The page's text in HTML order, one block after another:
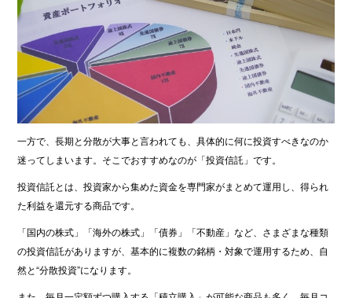
一方で、長期と分散が大事と言われても、具体的に何に投資すべきなのか
迷ってしまいます。そこでおすすめなのが「投資信託」です。
投資信託とは、投資家から集めた資金を専門家がまとめて運用し、得られ
た利益を還元する商品です。
「国内の株式」「海外の株式」「債券」「不動産」など、さまざまな種類
の投資信託がありますが、基本的に複数の銘柄・対象で運用するため、自
然と“分散投資”になります。